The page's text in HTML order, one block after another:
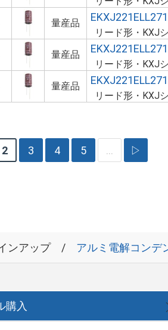
量産品
リード形・KXJ
量産品
リード形・KXJ
量産品
リード形・KXJ
2 3 4 5 … ▷
ンアップ アルミ電解コンデ
購入